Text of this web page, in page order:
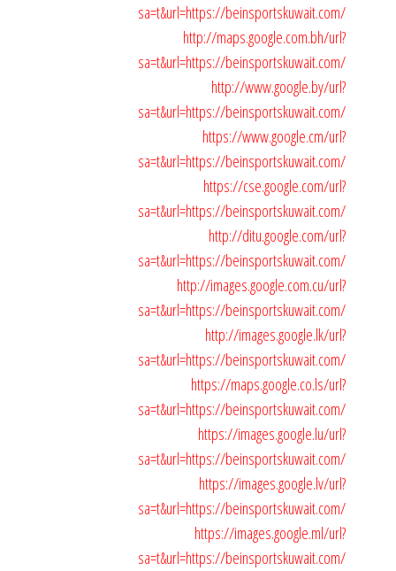
sa=t&url=https://beinsportskuwait.com/
http://maps.google.com.bh/url?
sa=t&url=https://beinsportskuwait.com/
http://www.google.by/url?
sa=t&url=https://beinsportskuwait.com/
https://www.google.cm/url?
sa=t&url=https://beinsportskuwait.com/
https://cse.google.com/url?
sa=t&url=https://beinsportskuwait.com/
http://ditu.google.com/url?
sa=t&url=https://beinsportskuwait.com/
http://images.google.com.cu/url?
sa=t&url=https://beinsportskuwait.com/
http://images.google.lk/url?
sa=t&url=https://beinsportskuwait.com/
https://maps.google.co.ls/url?
sa=t&url=https://beinsportskuwait.com/
https://images.google.lu/url?
sa=t&url=https://beinsportskuwait.com/
https://images.google.lv/url?
sa=t&url=https://beinsportskuwait.com/
https://images.google.ml/url?
sa=t&url=https://beinsportskuwait.com/